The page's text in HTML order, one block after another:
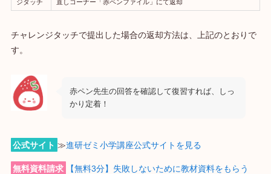
ジタッチ
直しコーナー「赤ペンファイル」にて返却
チャレンジタッチで提出した場合の返却方法は、上記のとおりで
す。
赤ペン先生の回答を確認して復習すれば、しっ
かり定着！
公式サイト ≫進研ゼミ小学講座公式サイトを見る
無料資料請求 【無料3分】失敗しないために教材資料をもらう